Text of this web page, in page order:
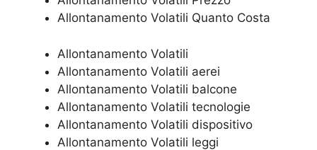
Allontanamento Volatili Quanto Costa
Allontanamento Volatili
Allontanamento Volatili aerei
Allontanamento Volatili balcone
Allontanamento Volatili tecnologie
Allontanamento Volatili dispositivo
Allontanamento Volatili leggi